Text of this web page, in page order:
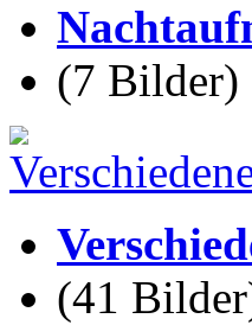
(7 Bilder)
(41